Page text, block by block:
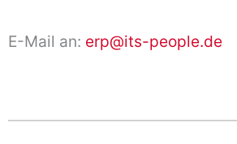
E-Mail an: erp@its-people.de